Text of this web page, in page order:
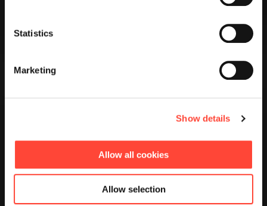
Statistics
Marketing
Show details
Allow all cookies
Allow selection